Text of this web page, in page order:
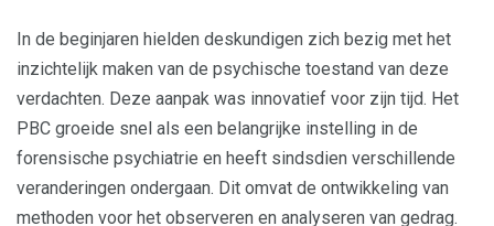
In de beginjaren hielden deskundigen zich bezig met het
inzichtelijk maken van de psychische toestand van deze
verdachten. Deze aanpak was innovatief voor zijn tijd. Het
PBC groeide snel als een belangrijke instelling in de
forensische psychiatrie en heeft sindsdien verschillende
veranderingen ondergaan. Dit omvat de ontwikkeling van
methoden voor het observeren en analyseren van gedrag.